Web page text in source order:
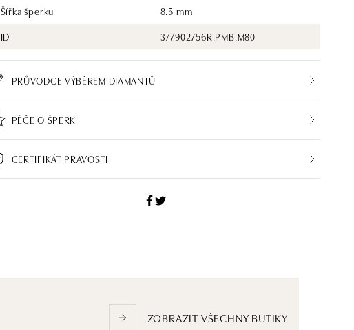
Šířka šperku
8.5 mm
ID
377902756R.PMB.M80
PRŮVODCE VÝBĚREM DIAMANTŮ
PÉČE O ŠPERK
CERTIFIKÁT PRAVOSTI
ZOBRAZIT VŠECHNY BUTIKY